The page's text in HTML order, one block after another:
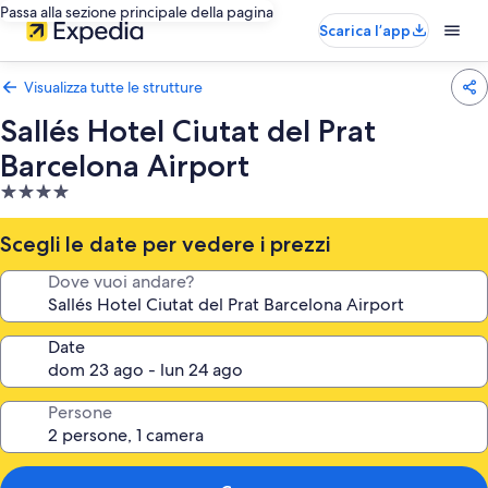
Passa alla sezione principale della pagina
Scarica l’app
Visualizza tutte le strutture
Sallés Hotel Ciutat del Prat
Barcelona Airport
Struttura
a
4.0
stelle
Scegli le date per vedere i prezzi
Dove vuoi andare?
Date
Persone